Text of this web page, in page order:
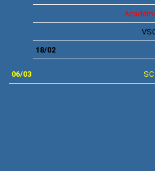
18/02
06/03